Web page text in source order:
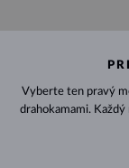
Vyberte ten pravý
drahokamami.